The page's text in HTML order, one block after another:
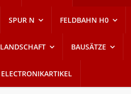
SPUR N FELDBAHN H0
LANDSCHAFT BAUSÄTZE
ELECTRONIKARTIKEL